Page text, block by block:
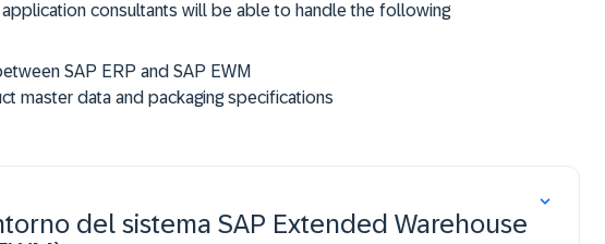
consultants will be able to handle the following
SAP ERP and SAP EWM
master data and packaging specifications
transfers, and replenishment
del sistema SAP Extended Warehouse